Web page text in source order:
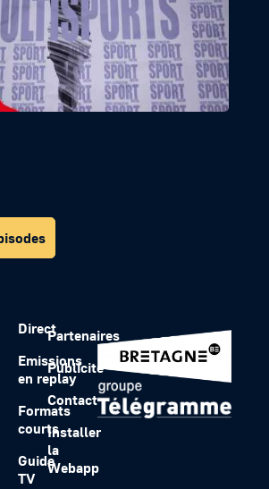
Direct
Emissions
en replay
Formats
courts
Guide
TV
Partenaires
Publicité
Contact
Installer
la
Webapp